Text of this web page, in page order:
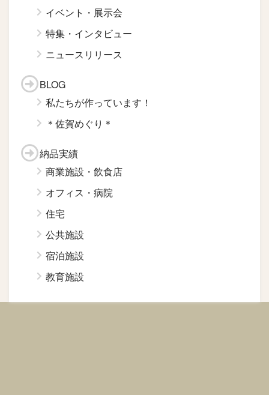
イベント・展示会
特集・インタビュー
ニュースリリース
BLOG
私たちが作っています！
＊佐賀めぐり＊
納品実績
商業施設・飲食店
オフィス・病院
住宅
公共施設
宿泊施設
教育施設